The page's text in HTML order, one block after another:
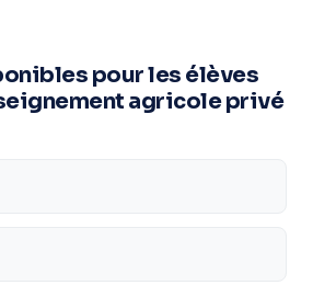
pour les élèves
agricole privé